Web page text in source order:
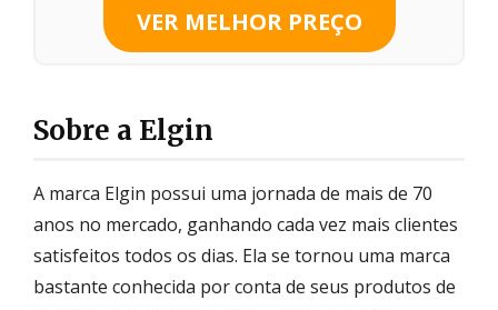
VER MELHOR PREÇO
Sobre a Elgin
A marca Elgin possui uma jornada de mais de 70
anos no mercado, ganhando cada vez mais clientes
satisfeitos todos os dias. Ela se tornou uma marca
bastante conhecida por conta de seus produtos de